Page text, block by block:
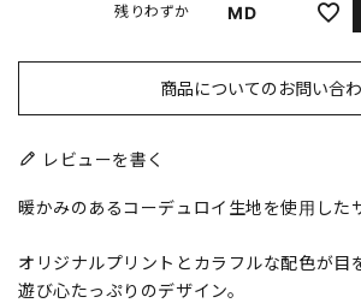
MD
残りわずか
商品についてのお問い合
レビューを書く
暖かみのあるコーデュロイ生地を使用した
オリジナルプリントとカラフルな配色が目
遊び心たっぷりのデザイン。